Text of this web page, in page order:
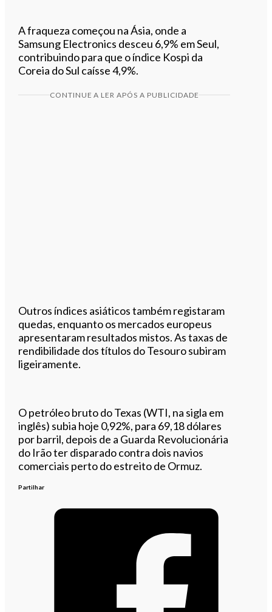
A fraqueza começou na Ásia, onde a
Samsung Electronics desceu 6,9% em Seul,
contribuindo para que o índice Kospi da
Coreia do Sul caísse 4,9%.
CONTINUE A LER APÓS A PUBLICIDADE
Outros índices asiáticos também registaram
quedas, enquanto os mercados europeus
apresentaram resultados mistos. As taxas de
rendibilidade dos títulos do Tesouro subiram
ligeiramente.
O petróleo bruto do Texas (WTI, na sigla em
inglês) subia hoje 0,92%, para 69,18 dólares
por barril, depois de a Guarda Revolucionária
do Irão ter disparado contra dois navios
comerciais perto do estreito de Ormuz.
Partilhar